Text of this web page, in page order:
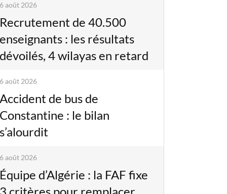
6 août 2026
Recrutement de 40.500
enseignants : les résultats
dévoilés, 4 wilayas en retard
6 août 2026
Accident de bus de
Constantine : le bilan
s’alourdit
6 août 2026
Équipe d’Algérie : la FAF fixe